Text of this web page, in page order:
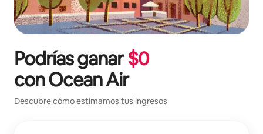
Podrías ganar$0
conOcean Air
Descubre cómo estimamos tus ingresos